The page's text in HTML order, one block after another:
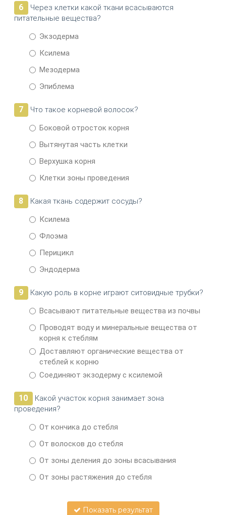
6
Через клетки какой ткани всасываются
питательные вещества?
Экзодерма
Ксилема
Мезодерма
Эпиблема
7
Что такое корневой волосок?
Боковой отросток корня
Вытянутая часть клетки
Верхушка корня
Клетки зоны проведения
8
Какая ткань содержит сосуды?
Ксилема
Флоэма
Перицикл
Эндодерма
9
Какую роль в корне играют ситовидные трубки?
Всасывают питательные вещества из почвы
Проводят воду и минеральные вещества от
корня к стеблям
Доставляют органические вещества от
стеблей к корню
Соединяют экзодерму с ксилемой
10
Какой участок корня занимает зона
проведения?
От кончика до стебля
От волосков до стебля
От зоны деления до зоны всасывания
От зоны растяжения до стебля
Показать результат